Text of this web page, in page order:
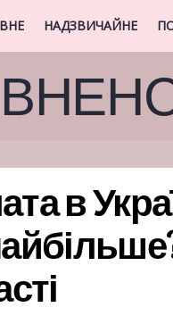
НАДЗВИЧАЙНЕ
в